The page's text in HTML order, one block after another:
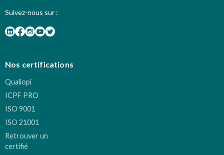
Suivez-nous sur :
Nos certifications
Qualiopi
ICPF PRO
ISO 9001
ISO 21001
Retrouver un
certifié